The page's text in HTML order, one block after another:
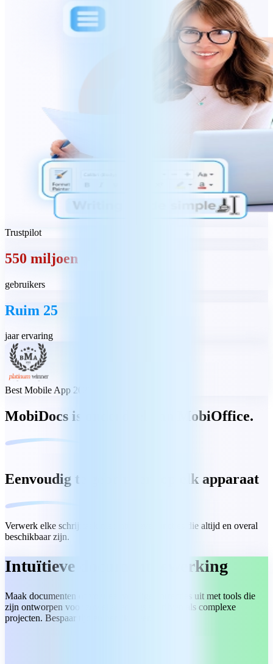
Trustpilot
550 miljoen
gebruikers
Ruim 25
jaar ervaring
Best Mobile App 2023
MobiDocs is onderdeel van MobiOffice.
Eenvoudig te gebruiken, op elk apparaat
Verwerk elke schrijftaak met intuïtieve functies die altijd en overal
beschikbaar zijn.
Intuïtieve documentbewerking
Maak documenten of voer eenvoudige correcties uit met tools die
zijn ontworpen voor zowel alledaags schrijven als complexe
projecten. Bespaar tijd en bereik meer.